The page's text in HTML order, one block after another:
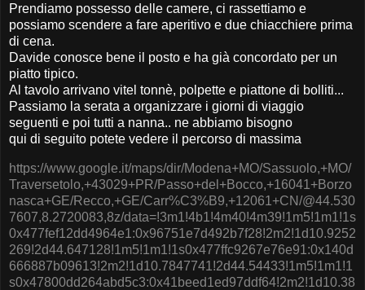
Prendiamo possesso delle camere, ci rassettiamo e
possiamo scendere a fare aperitivo e due chiacchiere prima
di cena.
Davide conosce bene il posto e ha già concordato per un
piatto tipico.
Al tavolo arrivano vitel tonnè, polpette e piattone di bolliti...
Passiamo la serata a organizzare i giorni di viaggio
seguenti e poi tutti a nanna.. ne abbiamo bisogno
qui di seguito potete vedere il percorso di massima
https://www.google.it/maps/dir/Modena+MO/Sassuolo,+MO/
Traversetolo,+43029+PR/Passo+del+Bocco,+16041+Borzo
nasca+GE/Recco,+GE/Carr%C3%B9,+12061+CN/@44.530
7607,8.2720083,8z/data=!3m1!4b1!4m40!4m39!1m5!1m1!1s
0x477fef12dd4964e1:0x96751e7d492b7f28!2m2!1d10.9252
269!2d44.647128!1m5!1m1!1s0x477ffc9267e76e91:0x140d
666887b09613!2m2!1d10.7847741!2d44.54433!1m5!1m1!1
s0x47800dd264abd5c3:0x41beed1ed97ddf64!2m2!1d10.38